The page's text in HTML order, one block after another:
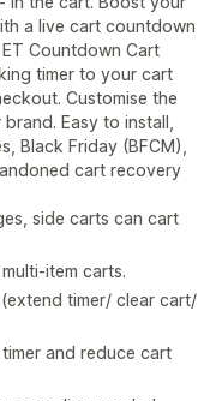
a live cart countdown
Countdown Cart
timer to your cart
Customise the
Easy to install,
Black Friday (BFCM),
cart recovery
side carts can cart
item carts.
timer/ clear cart/
and reduce cart